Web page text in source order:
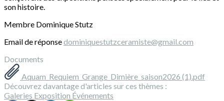
son histoire.
Membre Dominique Stutz
Email de réponsedominiquestutzceramiste@gmail.com
Documents
Aquam_Requiem_Grange_Dimière_saison2026 (1).pdf
Découvrez davantage d'articles sur ces thèmes :
Galeries Exposition Événements